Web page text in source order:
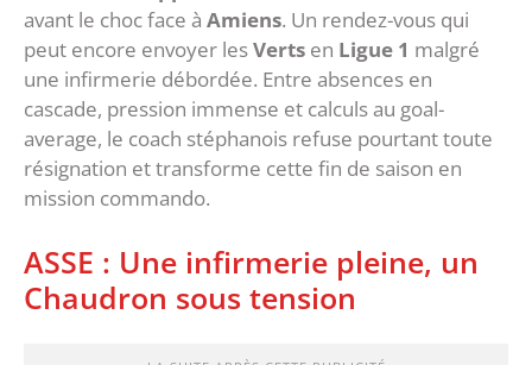
avant le choc face à Amiens. Un rendez-vous qui
peut encore envoyer lesVerts en Ligue 1 malgré
une infirmerie débordée. Entre absences en
cascade, pression immense et calculs au goal-
average, le coach stéphanois refuse pourtant toute
résignation et transforme cette fin de saison en
mission commando.
‎ASSE : Une infirmerie pleine, un
Chaudron sous tension